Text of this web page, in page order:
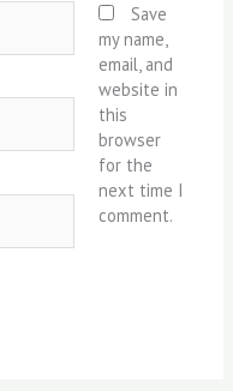
Save
my name,
email, and
website in
this
browser
for the
next time I
comment.